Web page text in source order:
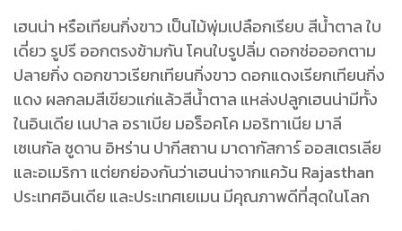
เฮนน่า หรือเทียนกิ่งขาว เป็นไม้พุ่มเปลือกเรียบ สีน้ำตาล ใบ
เดี่ยว รูปรี ออกตรงข้ามกัน โคนใบรูปลิ่ม ดอกช่อออกตาม
ปลายกิ่ง ดอกขาวเรียกเทียนกิ่งขาว ดอกแดงเรียกเทียนกิ่ง
แดง ผลกลมสีเขียวแก่แล้วสีน้ำตาล แหล่งปลูกเฮนน่ามีทั้ง
ในอินเดีย เนปาล อราเบีย มอร็อคโค มอริทาเนีย มาลี
เซเนกัล ซูดาน อิหร่าน ปากีสถาน มาดากัสการ์ ออสเตรเลีย
และอเมริกา แต่ยกย่องกันว่าเฮนน่าจากแคว้น Rajasthan
ประเทศอินเดีย และประเทศเยเมน มีคุณภาพดีที่สุดในโลก